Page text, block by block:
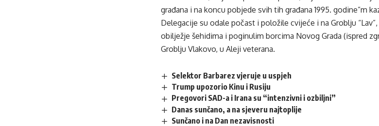
građana i na koncu pobjede svih tih građana 1995. godine”m
Delegacije su odale počast i položile cvijeće i na Groblju
obilježje šehidima i poginulim borcima Novog Grada (ispred
Groblju Vlakovo, u Aleji veterana.
Selektor Barbarez vjeruje u uspjeh
Trump upozorio Kinu i Rusiju
Pregovori SAD-a i Irana su “intenzivni i ozbiljni”
Danas sunčano, a na sjeveru najtoplije
Sunčano i na Dan nezavisnosti